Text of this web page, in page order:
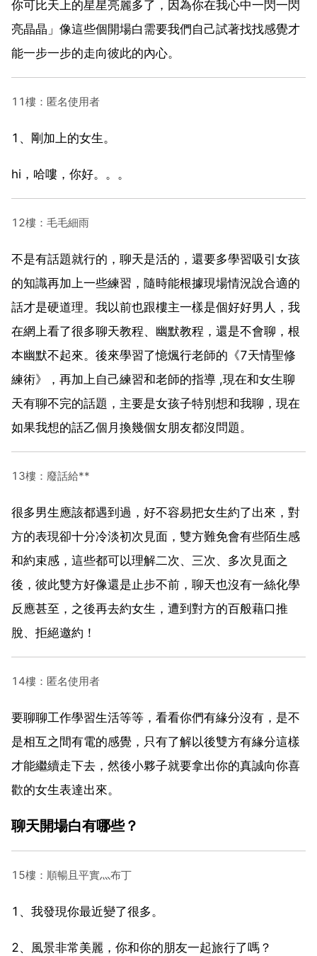
你可比天上的星星亮麗多了，因為你在我心中一閃一閃
亮晶晶」像這些個開場白需要我們自己試著找找感覺才
能一步一步的走向彼此的內心。
11樓：匿名使用者
1、剛加上的女生。
hi，哈嘍，你好。。。
12樓：毛毛細雨
不是有話題就行的，聊天是活的，還要多學習吸引女孩
的知識再加上一些練習，隨時能根據現場情況說合適的
話才是硬道理。我以前也跟樓主一樣是個好好男人，我
在網上看了很多聊天教程、幽默教程，還是不會聊，根
本幽默不起來。後來學習了憶煈行老師的《7天情聖修
練術》，再加上自己練習和老師的指導 ,現在和女生聊
天有聊不完的話題，主要是女孩子特別想和我聊，現在
如果我想的話乙個月換幾個女朋友都沒問題。
13樓：廢話給**
很多男生應該都遇到過，好不容易把女生約了出來，對
方的表現卻十分冷淡初次見面，雙方難免會有些陌生感
和約束感，這些都可以理解二次、三次、多次見面之
後，彼此雙方好像還是止步不前，聊天也沒有一絲化學
反應甚至，之後再去約女生，遭到對方的百般藉口推
脫、拒絕邀約！
14樓：匿名使用者
要聊聊工作學習生活等等，看看你們有緣分沒有，是不
是相互之間有電的感覺，只有了解以後雙方有緣分這樣
才能繼續走下去，然後小夥子就要拿出你的真誠向你喜
歡的女生表達出來。
聊天開場白有哪些？
15樓：順暢且平實灬布丁
1、我發現你最近變了很多。
2、風景非常美麗，你和你的朋友一起旅行了嗎？